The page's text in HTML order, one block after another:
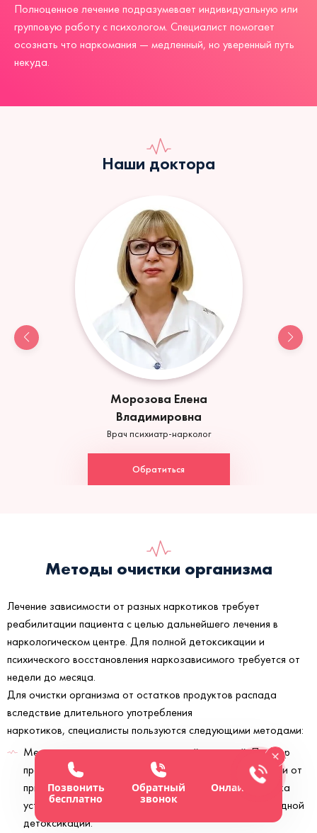
Полноценное лечение подразумевает индивидуальную или
групповую работу с психологом. Специалист помогает
осознать что наркомания — медленный, но уверенный путь
некуда.
Наши доктора
Морозова Елена
Владимировна
Врач психиатр-нарколог
Обратиться
Методы очистки организма
Лечение зависимости от разных наркотиков требует
реабилитации пациента с целью дальнейшего лечения в
наркологическом центре. Для полной детоксикации и
психического восстановления наркозависимого требуется от
недели до месяца.
Для очистки организма от остатков продуктов распада
вследствие длительного употребления
наркотиков, специалисты пользуются следующими методами:
Медикаментозным — лекарственной терапией. Подбор
препаратов выполняется индивидуально в зависимости от
принимаемых пациентом наркотиков. Героиновая ломка
устраняется с помощью УБОД – ультрабыстрой опиодной
детоксикации.
Позвонить
бесплатно
Обратный
звонок
Онлайн-чат